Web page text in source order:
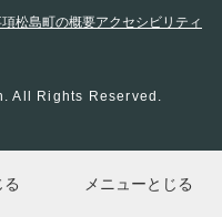
る メニューとじる
項松島町の概要アクセシビリティ
All Rights Reserved.